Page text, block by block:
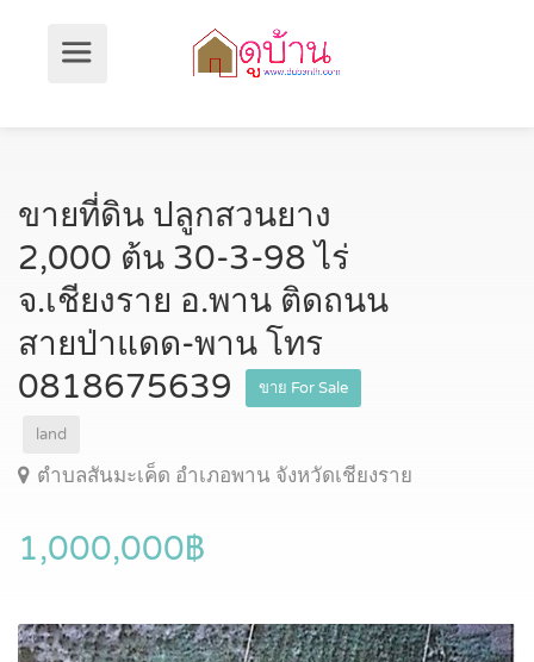
ขายที่ดิน ปลูกสวนยาง
2,000 ต้น 30-3-98 ไร่
จ.เชียงราย อ.พาน ติดถนน
สายป่าแดด-พาน โทร
0818675639
ขาย For Sale
land
ตำบลสันมะเค็ด อำเภอพาน จังหวัดเชียงราย
1,000,000฿